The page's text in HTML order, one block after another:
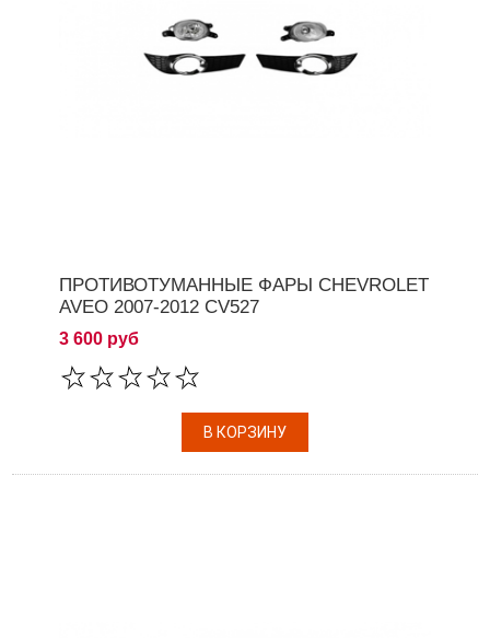
ПРОТИВОТУМАННЫЕ ФАРЫ CHEVROLET
AVEO 2007-2012 CV527
3 600 руб